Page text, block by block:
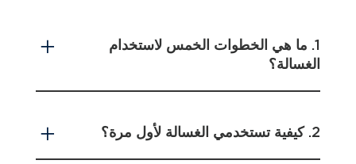
1. ما هي الخطوات الخمس لاستخدام
الغسالة؟
2. كيفية تستخدمي الغسالة لأول مرة؟